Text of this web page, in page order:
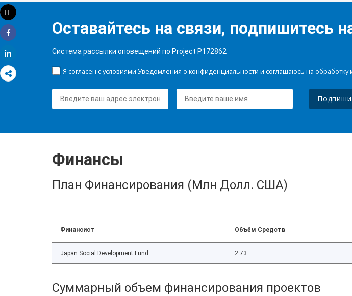
Распечатать
Tweet
Share
Оставайтесь на связи, подпишитесь
Система рассылки оповещений по Project P172862
Я согласен с условиями Уведомления о конфиденциальности и соглашаюсь на
Финансы
План Финансирования (Млн Долл. США)
Финансист Объём Средств
Japan Social Development Fund 2.73
Суммарный объем финансирования проектов